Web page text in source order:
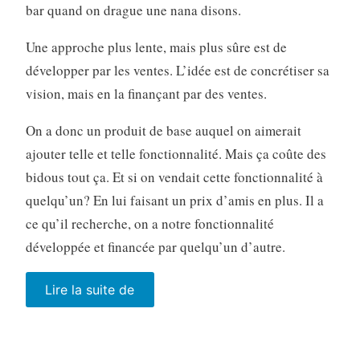
bar quand on drague une nana disons.
Une approche plus lente, mais plus sûre est de
développer par les ventes. L’idée est de concrétiser sa
vision, mais en la finançant par des ventes.
On a donc un produit de base auquel on aimerait
ajouter telle et telle fonctionnalité. Mais ça coûte des
bidous tout ça. Et si on vendait cette fonctionnalité à
quelqu’un? En lui faisant un prix d’amis en plus. Il a
ce qu’il recherche, on a notre fonctionnalité
développée et financée par quelqu’un d’autre.
Lire la suite de« Avez-
vous